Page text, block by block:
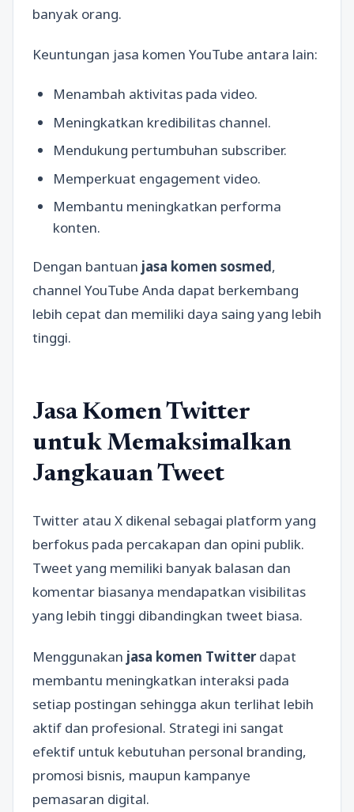
banyak orang.
Keuntungan jasa komen YouTube antara lain:
Menambah aktivitas pada video.
Meningkatkan kredibilitas channel.
Mendukung pertumbuhan subscriber.
Memperkuat engagement video.
Membantu meningkatkan performa
konten.
Dengan bantuan jasa komen sosmed,
channel YouTube Anda dapat berkembang
lebih cepat dan memiliki daya saing yang lebih
tinggi.
Jasa Komen Twitter
untuk Memaksimalkan
Jangkauan Tweet
Twitter atau X dikenal sebagai platform yang
berfokus pada percakapan dan opini publik.
Tweet yang memiliki banyak balasan dan
komentar biasanya mendapatkan visibilitas
yang lebih tinggi dibandingkan tweet biasa.
Menggunakan jasa komen Twitterdapat
membantu meningkatkan interaksi pada
setiap postingan sehingga akun terlihat lebih
aktif dan profesional. Strategi ini sangat
efektif untuk kebutuhan personal branding,
promosi bisnis, maupun kampanye
pemasaran digital.